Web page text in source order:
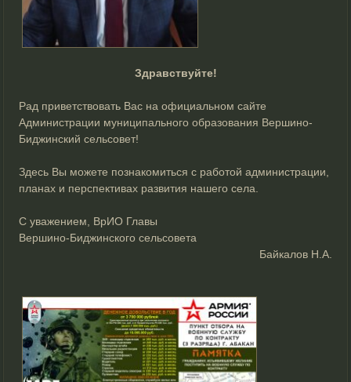
Здравствуйте!
Рад приветствовать Вас на официальном сайте
Администрации муниципального образования Вершино-
Биджинский сельсовет!
Здесь Вы можете познакомиться с работой администрации,
планах и перспективах развития нашего села.
С уважением, ВрИО Главы
Вершино-Биджинского сельсовета
Байкалов Н.А.